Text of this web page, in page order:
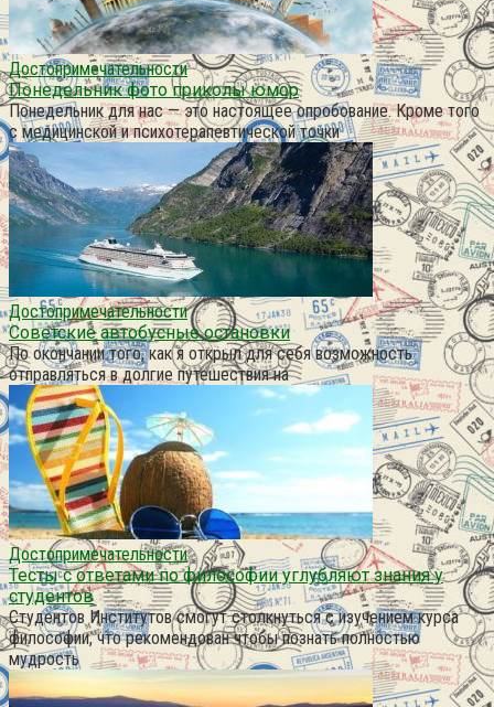
Достопримечательности
Понедельник фото приколы юмор
Понедельник для нас — это настоящее опробование. Кроме того
с медицинской и психотерапевтической точки
Достопримечательности
Советские автобусные остановки
По окончании того, как я открыл для себя возможность
отправляться в долгие путешествия на
Достопримечательности
Тесты с ответами по философии углубляют знания у
студентов
Студентов Институтов смогут столкнуться с изучением курса
философии, что рекомендован чтобы познать полностью
мудрость